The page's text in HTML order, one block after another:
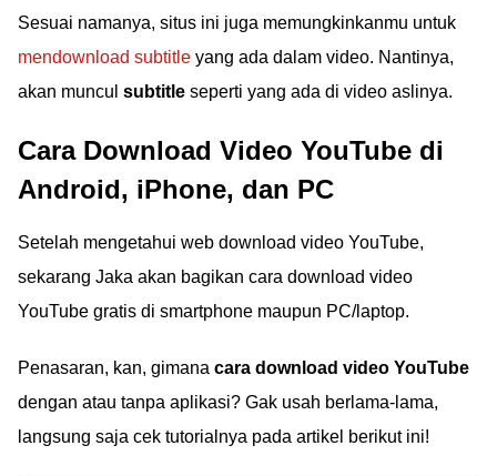
Sesuai namanya, situs ini juga memungkinkanmu untuk
mendownload subtitle yang ada dalam video. Nantinya,
akan muncul subtitle seperti yang ada di video aslinya.
Cara Download Video YouTube di
Android, iPhone, dan PC
Setelah mengetahui web download video YouTube,
sekarang Jaka akan bagikan cara download video
YouTube gratis di smartphone maupun PC/laptop.
Penasaran, kan, gimana cara download video YouTube
dengan atau tanpa aplikasi? Gak usah berlama-lama,
langsung saja cek tutorialnya pada artikel berikut ini!